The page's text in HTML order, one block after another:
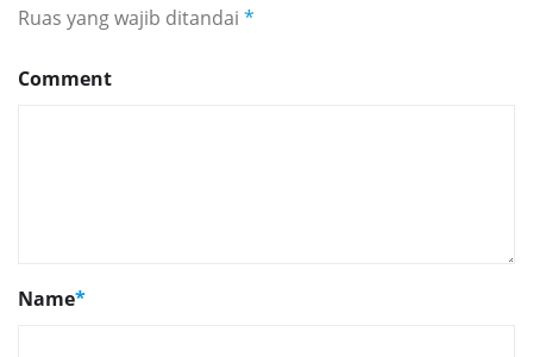
Ruas yang wajib ditandai *
Comment
Name*